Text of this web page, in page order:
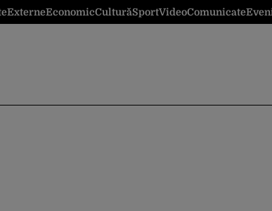
ExterneEconomicCulturăSportVideoComunicate